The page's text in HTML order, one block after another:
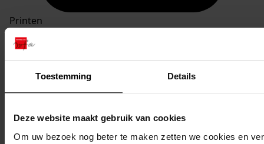
Toestemming Details
Deze website maakt gebruik van cookies
Om uw bezoek nog beter te maken zetten we cookies en
Printen
duurzaam webadres
6. nrs. 500-581